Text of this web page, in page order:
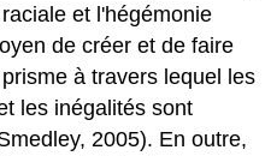
et l'hégémonie
de créer et de faire
à travers lequel les
les inégalités sont
2005). En outre,